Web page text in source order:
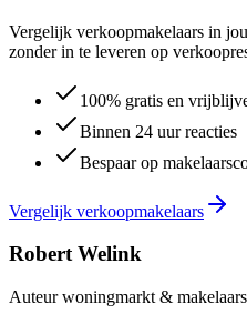
Vergelijk verkoopmakelaars in
zonder in te leveren op
100% gratis en
Binnen 24 uur reacties
Bespaar op
Vergelijk verkoopmakelaars
Robert Welink
Auteur woningmarkt &